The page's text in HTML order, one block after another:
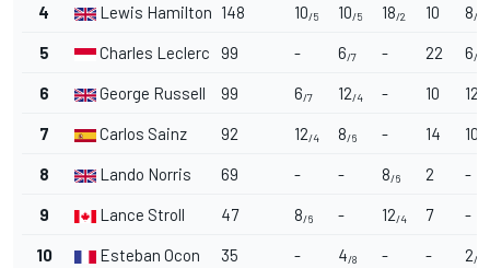
4 Lewis Hamilton 148 10/5 10/5 18/2 10 8/6
5 Charles Leclerc 99 - 6/7 - 22 6/7
6 George Russell 99 6/7 12/4 - 10 12
7 Carlos Sainz 92 12/4 8/6 - 14 10
8 Lando Norris 69 - - 8/6 2 -
9 Lance Stroll 47 8/6 - 12/4 7 -
10 Esteban Ocon 35 - 4/8 - - 2/9